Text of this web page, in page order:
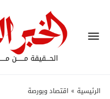
الرئيسية » اقتصاد وبورصة